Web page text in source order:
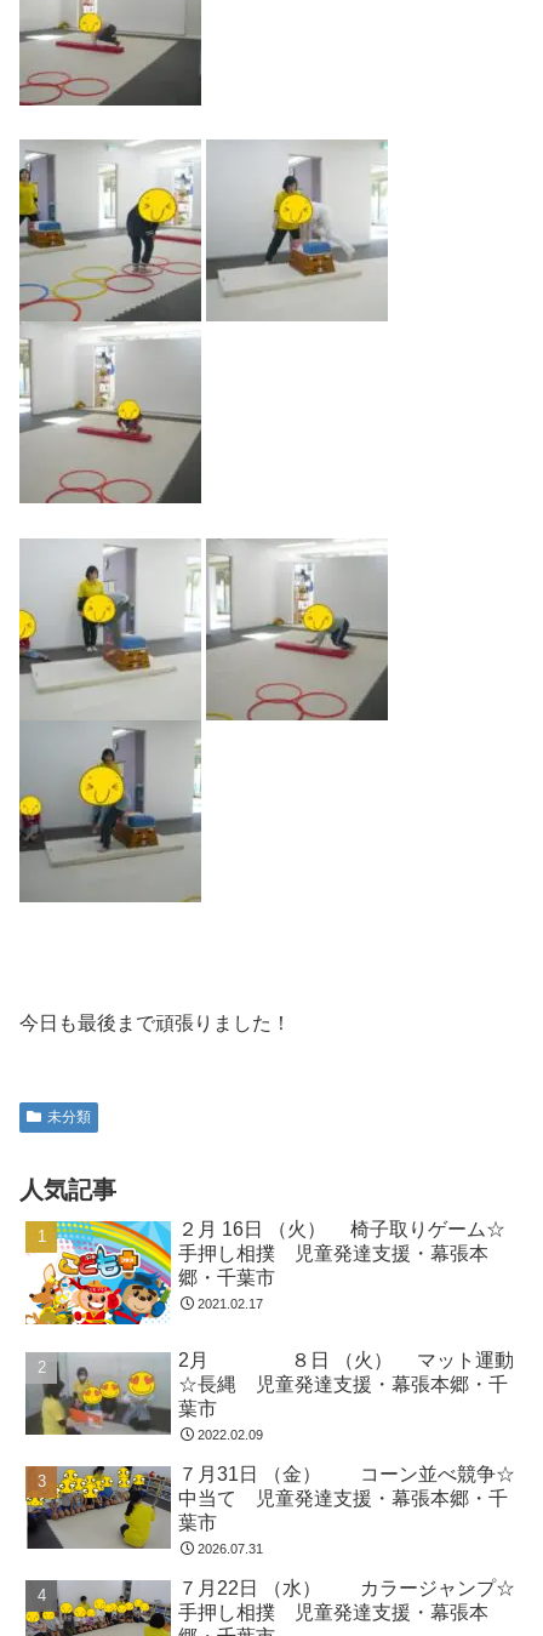
今日も最後まで頑張りました！
未分類
人気記事
２月 16日 （火） 椅子取りゲーム☆
手押し相撲 児童発達支援・幕張本
郷・千葉市
2021.02.17
2月 ８日 （火） マット運動
☆長縄 児童発達支援・幕張本郷・千
葉市
2022.02.09
７月31日 （金） コーン並べ競争☆
中当て 児童発達支援・幕張本郷・千
葉市
2026.07.31
７月22日 （水） カラージャンプ☆
手押し相撲 児童発達支援・幕張本